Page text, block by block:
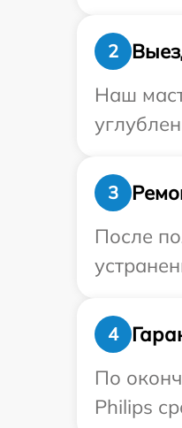
2
Наш
3
После
4
По
Philips